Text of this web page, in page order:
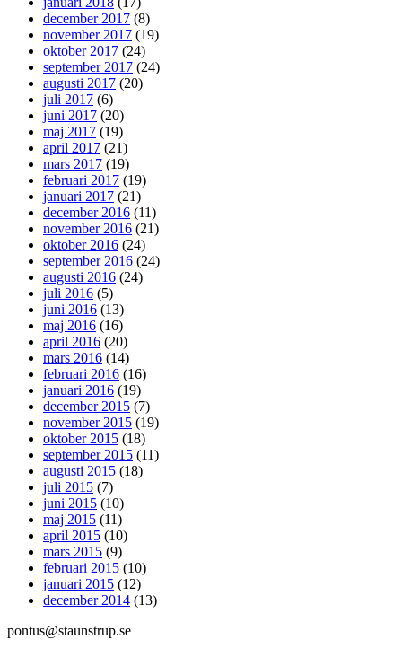
december 2017 (8)
november 2017 (19)
oktober 2017 (24)
september 2017 (24)
augusti 2017 (20)
juli 2017 (6)
juni 2017 (20)
maj 2017 (19)
april 2017 (21)
mars 2017 (19)
februari 2017 (19)
januari 2017 (21)
december 2016 (11)
november 2016 (21)
oktober 2016 (24)
september 2016 (24)
augusti 2016 (24)
juli 2016 (5)
juni 2016 (13)
maj 2016 (16)
april 2016 (20)
mars 2016 (14)
februari 2016 (16)
januari 2016 (19)
december 2015 (7)
november 2015 (19)
oktober 2015 (18)
september 2015 (11)
augusti 2015 (18)
juli 2015 (7)
juni 2015 (10)
maj 2015 (11)
april 2015 (10)
mars 2015 (9)
februari 2015 (10)
januari 2015 (12)
december 2014 (13)
pontus@staunstrup.se